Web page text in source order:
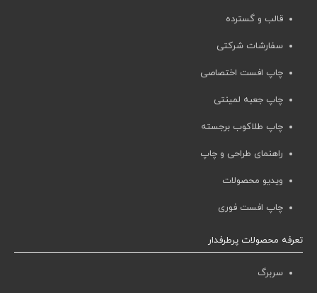
قالب و گسترده
سفارشات شرکتی
چاپ افست اختصاصی
چاپ جعبه لمینتی
چاپ طلاکوب برجسته
راهنمای طراحی و چاپ
ویدیو محصولات
چاپ افست فوری
تعرفه محصولات پرطرفدار
سربرگ